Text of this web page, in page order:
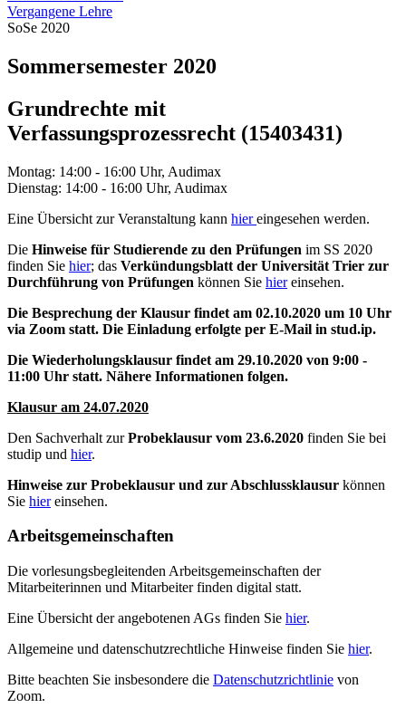
Vergangene Lehre
SoSe 2020
Sommersemester 2020
Grundrechte mit
Verfassungsprozessrecht (15403431)
Montag: 14:00 - 16:00 Uhr, Audimax
Dienstag: 14:00 - 16:00 Uhr, Audimax
Eine Übersicht zur Veranstaltung kann hiereingesehen werden.
Die Hinweise für Studierende zu den Prüfungen im SS 2020
finden Sie hier; das Verkündungsblatt der Universität Trier zur
Durchführung von Prüfungen können Sie hiereinsehen.
Die Besprechung der Klausur findet am 02.10.2020 um 10 Uhr
via Zoom statt. Die Einladung erfolgte per E-Mail in stud.ip.
Die Wiederholungsklausur findet am 29.10.2020 von 9:00 -
11:00 Uhr statt. Nähere Informationen folgen.
Klausur am 24.07.2020
Den Sachverhalt zurProbeklausur vom 23.6.2020 finden Sie bei
studip und hier.
Hinweise zur Probeklausur und zur Abschlussklausur können
Sie hiereinsehen.
Arbeitsgemeinschaften
Die vorlesungsbegleitenden Arbeitsgemeinschaften der
Mitarbeiterinnen und Mitarbeiter finden digital statt.
Eine Übersicht der angebotenen AGs finden Sie hier.
Allgemeine und datenschutzrechtliche Hinweise finden Sie hier.
Bitte beachten Sie insbesondere die Datenschutzrichtlinie von
Zoom.